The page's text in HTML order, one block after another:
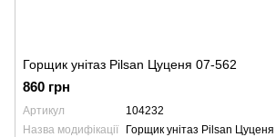
Горщик унітаз Pilsan Цуценя 07-562
860 грн
Артикул
104232
Назва модифікації
Горщик унітаз Pilsan